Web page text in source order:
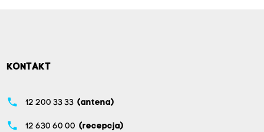
KONTAKT
phone 12 200 33 33 (antena)
phone 12 630 60 00 (recepcja)